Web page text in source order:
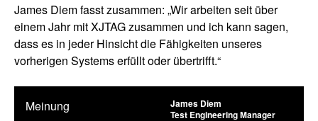
James Diem fasst zusammen: „Wir arbeiten seit über
einem Jahr mit XJTAG zusammen und ich kann sagen,
dass es in jeder Hinsicht die Fähigkeiten unseres
vorherigen Systems erfüllt oder übertrifft.“
Meinung
James Diem
Test Engineering Manager